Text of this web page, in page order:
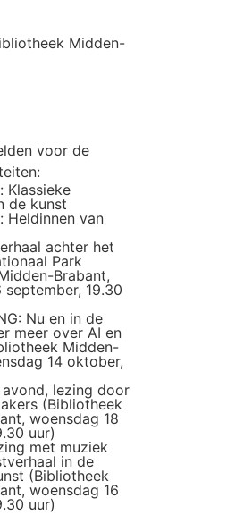
Midden-
voor de
Klassieke
de kunst
Heldinnen van
achter het
Park
Brabant,
september, 19.30
Nu en in de
meer over AI en
Midden-
14 oktober,
lezing door
(Bibliotheek
woensdag 18
uur)
met muziek
in de
(Bibliotheek
woensdag 16
uur)